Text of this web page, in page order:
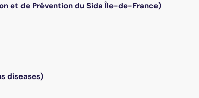
et de Prévention du Sida Île-de-France)
diseases)